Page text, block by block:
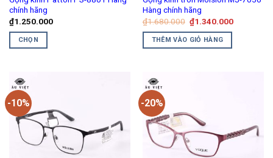
chính hãng
₫1.250.000
CHỌN
này
có
nhiều
biến
thể.
Hàng chính hãng
₫1.680.000 Giá
gốc
là:
₫1.680.000.
₫1.340.000Giá
THÊM VÀO GIỎ HÀNG
-10% -20%